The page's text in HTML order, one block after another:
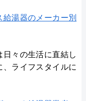
湯器のメーカー別
々の生活に直結し
、ライフスタイルに